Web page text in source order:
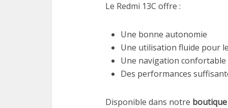
Le Redmi 13C offre :
Une bonne autonomie
Une utilisation fluide pour
Une navigation confortable
Des performances
Disponible dans notre